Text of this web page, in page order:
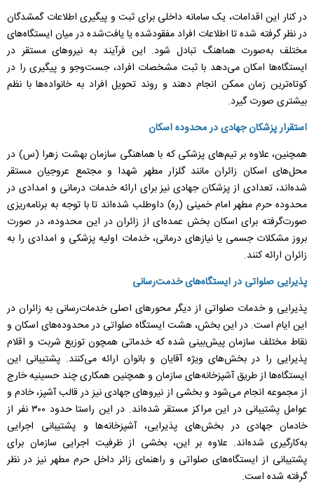
در کنار این اقدامات، یک سامانه داخلی برای ثبت و پیگیری اطلاعات گمشدگان
در نظر گرفته شده تا اطلاعات افراد مفقودشده یا یافت‌شده در میان ایستگاه‌های
مختلف به‌صورت هماهنگ تبادل شود. این فرآیند به نیرو‌های مستقر در
ایستگاه‌ها امکان می‌دهد با ثبت مشخصات افراد، جست‌و‌جو و پیگیری را در
کوتاه‌ترین زمان ممکن انجام دهند و روند تحویل افراد به خانواده‌ها با نظم
بیشتری صورت گیرد.
استقرار پزشکان جهادی در محدوده اسکان
همچنین، علاوه بر تیم‌های پزشکی که با هماهنگی سازمان بهشت زهرا (س) در
محل‌های اسکان زائران مانند گلزار مطهر شهدا و مجتمع عروجیان مستقر
شده‌اند، تعدادی از پزشکان جهادی نیز برای ارائه خدمات درمانی و امدادی در
محدوده حرم مطهر امام خمینی (ره) داوطلب شده‌اند تا با توجه به برنامه‌ریزی
صورت‌گرفته برای اسکان بخش عمده‌ای از زائران در این محدوده، در صورت
بروز مشکلات جسمی یا نیاز‌های درمانی، خدمات اولیه پزشکی و امدادی را به
زائران ارائه کنند.
پذیرایی صلواتی در ایستگاه‌های خدمت‌رسانی
‌پذیرایی و خدمات صلواتی از دیگر محور‌های اصلی خدمات‌رسانی به زائران در
این ایام است. در این بخش، هشت ایستگاه صلواتی در محدوده‌های اسکان و
نقاط مختلف سازمان پیش‌بینی شده که خدماتی همچون توزیع شربت و اقلام
پذیرایی را در بخش‌های ویژه آقایان و بانوان ارائه می‌کنند. پشتیبانی این
ایستگاه‌ها از طریق آشپزخانه‌های سازمان و همچنین همکاری چند حسینیه خارج
از مجموعه انجام می‌شود و بخشی از نیرو‌های جهادی نیز در قالب آشپز، خادم و
عوامل پشتیبانی در این مراکز مستقر شده‌اند. در این راستا حدود ۳۰۰ نفر از
خادمان جهادی در بخش‌های پذیرایی، آشپزخانه‌ها و پشتیبانی اجرایی
به‌کارگیری شده‌اند. علاوه بر این، بخشی از ظرفیت اجرایی سازمان برای
پشتیبانی از ایستگاه‌های صلواتی و راهنمای زائر داخل حرم مطهر نیز در نظر
گرفته شده است.